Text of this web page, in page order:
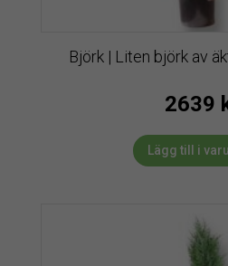
Björk | Liten björk av
2639
Lägg till i